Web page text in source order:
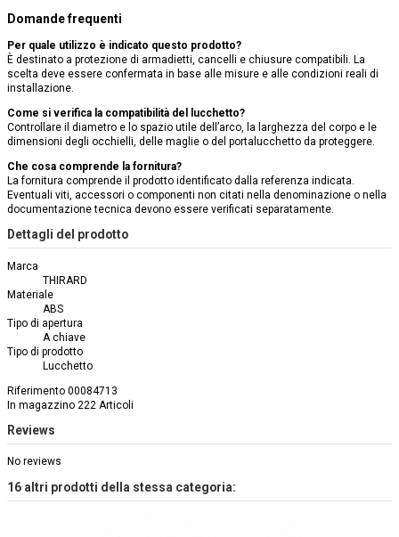
Domande frequenti
Per quale utilizzo è indicato questo prodotto?
È destinato a protezione di armadietti, cancelli e chiusure compatibili. La
scelta deve essere confermata in base alle misure e alle condizioni reali di
installazione.
Come si verifica la compatibilità del lucchetto?
Controllare il diametro e lo spazio utile dell’arco, la larghezza del corpo e le
dimensioni degli occhielli, delle maglie o del portalucchetto da proteggere.
Che cosa comprende la fornitura?
La fornitura comprende il prodotto identificato dalla referenza indicata.
Eventuali viti, accessori o componenti non citati nella denominazione o nella
documentazione tecnica devono essere verificati separatamente.
Dettagli del prodotto
Marca
THIRARD
Materiale
ABS
Tipo di apertura
A chiave
Tipo di prodotto
Lucchetto
Riferimento 00084713
In magazzino 222 Articoli
Reviews
No reviews
16 altri prodotti della stessa categoria: